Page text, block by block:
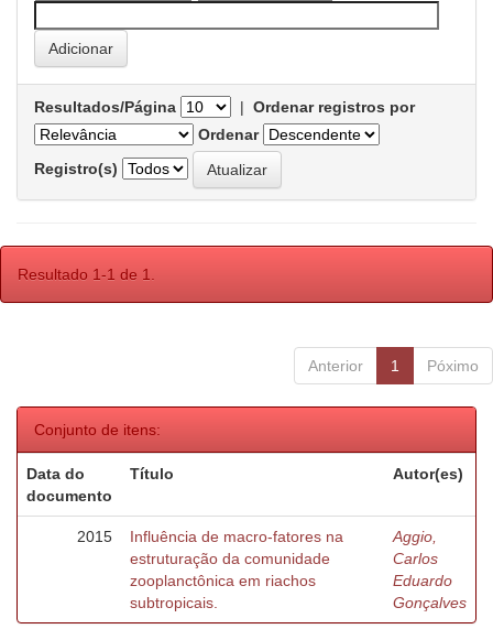
Resultados/Página | Ordenar registros por
Ordenar
Registro(s)
Resultado 1-1 de 1.
Anterior 1 Póximo
Conjunto de itens:
Data do
documento
Título Autor(es)
2015
Influência de macro-fatores na
estruturação da comunidade
zooplanctônica em riachos
subtropicais.
Aggio,
Carlos
Eduardo
Gonçalves